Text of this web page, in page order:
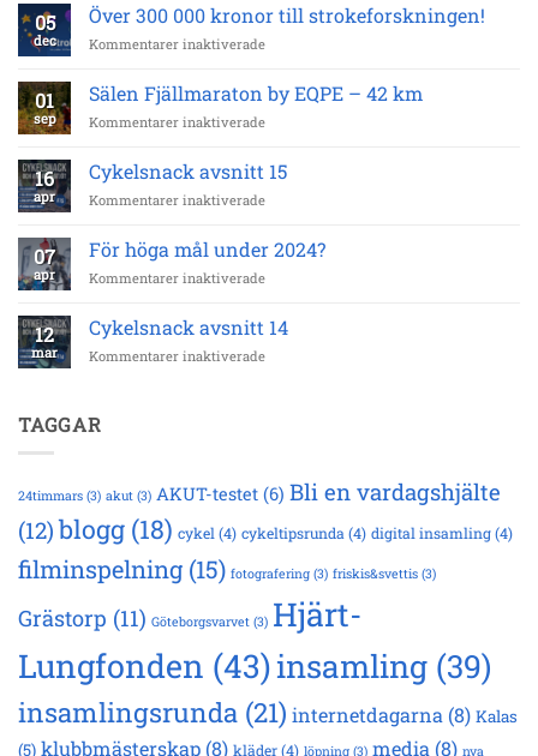
05
dec
Över 300 000 kronor till strokeforskningen!
Kommentarer inaktiveradeför
300
000
kronor
strokeforskningen!
01
sep
Sälen Fjällmaraton by EQPE – 42 km
Kommentarer inaktiveradeför
Fjällmaraton
by
EQPE
42
16
apr
Cykelsnack avsnitt 15
Kommentarer inaktiveradeför
avsnitt
15
07
apr
För höga mål under 2024?
Kommentarer inaktiveradeför
höga
mål
under
12
mar
Cykelsnack avsnitt 14
Kommentarer inaktiveradeför
TAGGAR
24timmars (3) akut (3) AKUT-testet (6) Bli en vardagshjälte
(12) blogg (18) cykel(4) cykeltipsrunda(4) digital insamling(4)
filminspelning (15) fotografering (3) friskis&svettis (3)
Grästorp (11) Göteborgsvarvet (3) Hjärt-
Lungfonden (43)insamling (39)
insamlingsrunda (21) internetdagarna (8) Kalas
(5) klubbmästerskap (8) kläder(4) löpning (3) media (8) nya